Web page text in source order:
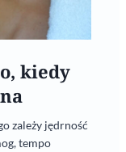
kiedy
zależy jędrność
tempo